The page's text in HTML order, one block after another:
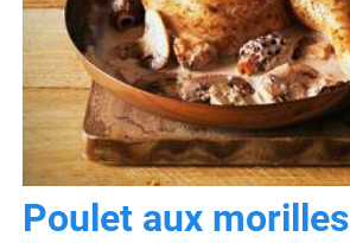
Poulet aux morilles